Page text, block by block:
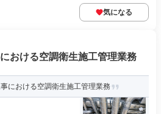
気になる
おける空調衛生施工管理業務
における空調衛生施工管理業務